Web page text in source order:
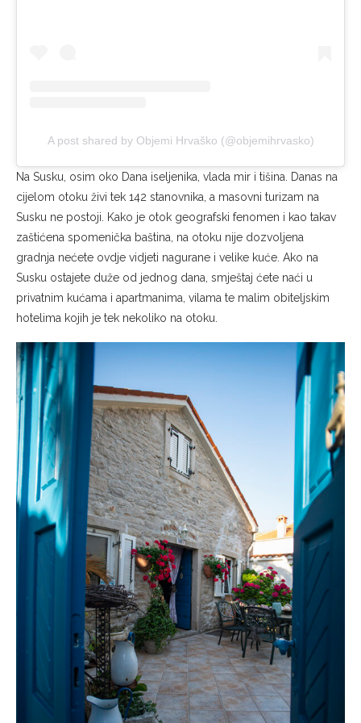
A post shared by Objemi Hrvaško (@objemihrvasko)
Na Susku, osim oko Dana iseljenika, vlada mir i tišina. Danas na
cijelom otoku živi tek 142 stanovnika, a masovni turizam na
Susku ne postoji. Kako je otok geografski fenomen i kao takav
zaštićena spomenička baština, na otoku nije dozvoljena
gradnja nećete ovdje vidjeti nagurane i velike kuće. Ako na
Susku ostajete duže od jednog dana, smještaj ćete naći u
privatnim kućama i apartmanima, vilama te malim obiteljskim
hotelima kojih je tek nekoliko na otoku.